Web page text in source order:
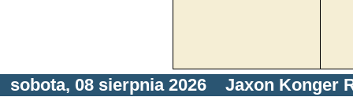
sobota, 08 sierpnia 2026 Jaxon Konger